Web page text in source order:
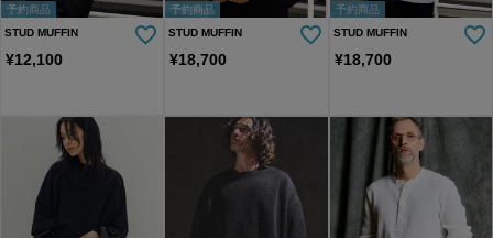
予約商品
STUD MUFFIN
¥12,100
予約商品
STUD MUFFIN
¥18,700
予約商品
STUD MUFFIN
¥18,700